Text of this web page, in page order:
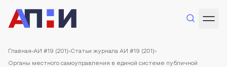
Главная АИ #19 (201) Статьи журнала АИ #19 (201)
Органы местного самоуправления в единой системе публичной